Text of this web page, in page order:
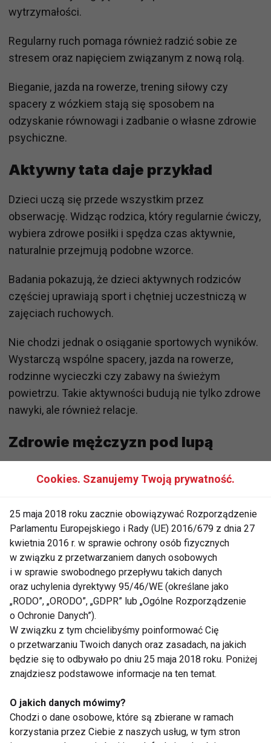
wytrzymałości.
Regularny ruch pomaga również radzić sobie ze
stresem oraz napięciem związanym z nową rolą.
Bieganie, jazda na rowerze, trening siłowy czy
spacery z wózkiem stają się sposobem na
odzyskanie równowagi i zadbanie o własne zdrowie
psychiczne.
Aktywny tata daje przykład
Dzieci uczą się przede wszystkim przez
obserwację. Widząc rodzica, który regularnie ćwiczy,
wybiera zdrowe posiłki i spędza czas aktywnie,
naturalnie przejmują podobne wzorce.
Badania pokazują, że dzieci aktywnych rodziców
częściej uprawiają sport i chętniej uczestniczą w
zajęciach ruchowych.
Nie chodzi jednak o osiąganie sportowych wyników.
Wystarczą wspólne spacery, jazda na rowerze,
rodzinne wycieczki czy zabawy na świeżym
powietrzu. Takie aktywności budują nie tylko zdrowe
nawyki, ale również relacje.
Zdrowie mężczyzn pod lupą
Eksperci od lat zwracają uwagę, że mężczyźni
rzadziej niż kobiety korzystają z profilaktyki
ignorują pierwsze sygnały wysyłane przez
organizm.
Ojcostwo często staje się momentem
przełomowym. Wielu mężczyzn zaczyna regularnie
wykonywać podstawowe badania, kontrolować
ciśnienie tętnicze, poziom cholesterolu czy masę
ciała.
To ważne, ponieważ choroby układu krążenia nadal
pozostają jedną z głównych przyczyn
przedwczesnych zgonów wśród mężczyzn.
Zdrowa dieta dla całej rodziny
Cookies. Szanujemy Twoją prywatność.
25 maja 2018 roku zacznie obowiązywać Rozporządzenie
Parlamentu Europejskiego i Rady (UE) 2016/679 z dnia 27
kwietnia 2016 r. w sprawie ochrony osób fizycznych
w związku z przetwarzaniem danych osobowych
i w sprawie swobodnego przepływu takich danych
oraz uchylenia dyrektywy 95/46/WE (określane jako
„RODO”, „ORODO”, „GDPR” lub „Ogólne Rozporządzenie
o Ochronie Danych”).
W związku z tym chcielibyśmy poinformować Cię
o przetwarzaniu Twoich danych oraz zasadach, na jakich
będzie się to odbywało po dniu 25 maja 2018 roku. Poniżej
znajdziesz podstawowe informacje na ten temat.
O jakich danych mówimy?
Chodzi o dane osobowe, które są zbierane w ramach
korzystania przez Ciebie z naszych usług, w tym stron